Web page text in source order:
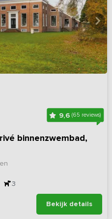
9,6 (65 reviews)
binnenzwembad,
3
Bekijk details